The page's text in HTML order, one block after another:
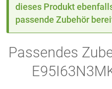
dieses Produkt
passende Zubehör
Passendes